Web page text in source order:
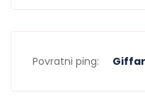
Povratni ping: